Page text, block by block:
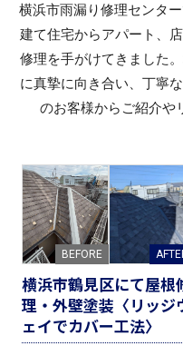
横浜市雨漏り修理センタ
建て住宅からアパート、
修理を手がけてきました
に真摯に向き合い、丁寧
のお客様からご紹介や
横浜市鶴見区にて屋根
理・外壁塗装〈リッジ
ェイでカバー工法〉